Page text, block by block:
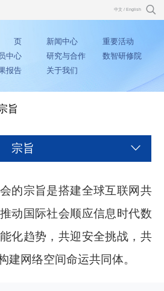
中文 / English
页 新闻中心
重要活动
中心
研究与合作
数智研修院
报告
关于我们
旨
宗旨
宗旨是搭建全球互联网共
动国际社会顺应信息时代数
化趋势，共迎安全挑战，共
建网络空间命运共同体。